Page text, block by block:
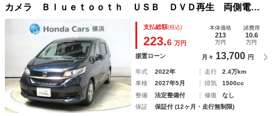
カメラ Ｂｌｕｅｔｏｏｔｈ ＵＳＢ ＤＶＤ再生 両側電動
スライドドア ＥＴＣ シートヒーター ＬＥＤヘッドライ
ト オートライト ドアバイザー オートリトラミラー ワン
支払総額(税込)
223.6 万円
本体価格
213
万円
諸費用
10.6
万円
据置ローン 月々 13,700 円
年式 2022年 走行
2.4万km
車検
2027年5月 排気
1500cc
整備
法定整備付 修復
なし
保証
保証付 (12ヶ月・走行無制限)